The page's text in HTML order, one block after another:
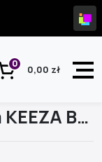
0 0,00 zł
Koszulka termoaktywna KEEZA Bristol PRO